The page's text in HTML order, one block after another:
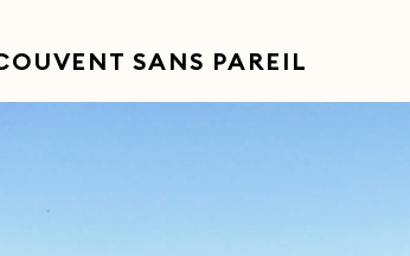
SANS PAREIL